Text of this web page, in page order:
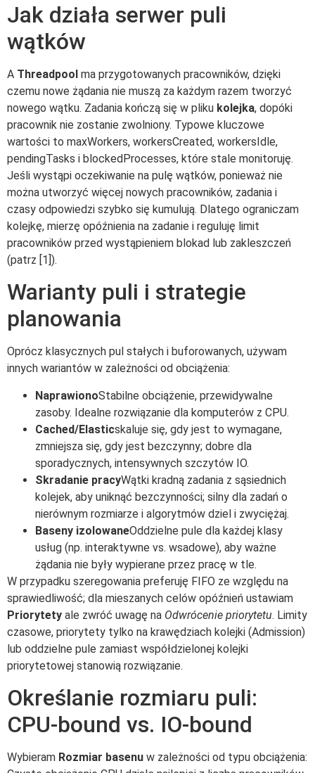
Jak działa serwer puli
wątków
A Threadpool ma przygotowanych pracowników, dzięki
czemu nowe żądania nie muszą za każdym razem tworzyć
nowego wątku. Zadania kończą się w pliku kolejka, dopóki
pracownik nie zostanie zwolniony. Typowe kluczowe
wartości to maxWorkers, workersCreated, workersIdle,
pendingTasks i blockedProcesses, które stale monitoruję.
Jeśli wystąpi oczekiwanie na pulę wątków, ponieważ nie
można utworzyć więcej nowych pracowników, zadania i
czasy odpowiedzi szybko się kumulują. Dlatego ograniczam
kolejkę, mierzę opóźnienia na zadanie i reguluję limit
pracowników przed wystąpieniem blokad lub zakleszczeń
(patrz [1]).
Warianty puli i strategie
planowania
Oprócz klasycznych pul stałych i buforowanych, używam
innych wariantów w zależności od obciążenia:
NaprawionoStabilne obciążenie, przewidywalne
zasoby. Idealne rozwiązanie dla komputerów z CPU.
Cached/Elasticskaluje się, gdy jest to wymagane,
zmniejsza się, gdy jest bezczynny; dobre dla
sporadycznych, intensywnych szczytów IO.
Skradanie pracyWątki kradną zadania z sąsiednich
kolejek, aby uniknąć bezczynności; silny dla zadań o
nierównym rozmiarze i algorytmów dziel i zwyciężaj.
Baseny izolowaneOddzielne pule dla każdej klasy
usług (np. interaktywne vs. wsadowe), aby ważne
żądania nie były wypierane przez pracę w tle.
W przypadku szeregowania preferuję FIFO ze względu na
sprawiedliwość; dla mieszanych celów opóźnień ustawiam
Priorytety ale zwróć uwagę na Odwrócenie priorytetu. Limity
czasowe, priorytety tylko na krawędziach kolejki (Admission)
lub oddzielne pule zamiast współdzielonej kolejki
priorytetowej stanowią rozwiązanie.
Określanie rozmiaru puli:
CPU-bound vs. IO-bound
Wybieram Rozmiar basenu w zależności od typu obciążenia: